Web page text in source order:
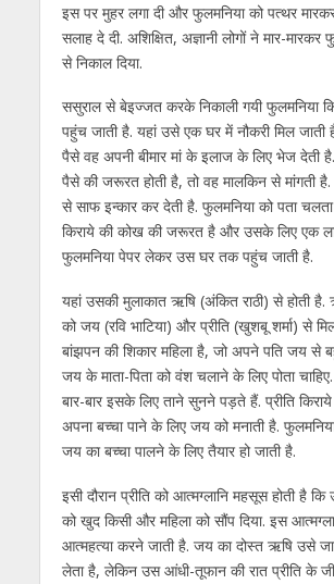
इस पर मुहर लगा दी और फुलमनिया को पत्थर
सलाह दे दी. अशिक्षित, अज्ञानी लोगों ने मार-मारकर
से निकाल दिया.
ससुराल से बेइज्जत करके निकाली गयी फुलमनिया
पहुंच जाती है. यहां उसे एक घर में नौकरी मिल
पैसे वह अपनी बीमार मां के इलाज के लिए भेज देती
पैसे की जरूरत होती है, तो वह मालकिन से मांगती
से साफ इन्कार कर देती है. फुलमनिया को पता
किराये की कोख की जरूरत है और उसके लिए एक
फुलमनिया पेपर लेकर उस घर तक पहुंच जाती है.
यहां उसकी मुलाकात ऋषि (अंकित राठी) से होती है.
को जय (रवि भाटिया) और प्रीति (खुशबू शर्मा) से
बांझपन की शिकार महिला है, जो अपने पति जय से
जय के माता-पिता को वंश चलाने के लिए पोता
बार-बार इसके लिए ताने सुनने पड़ते हैं. प्रीति
अपना बच्चा पाने के लिए जय को मनाती है.
जय का बच्चा पालने के लिए तैयार हो जाती है.
इसी दौरान प्रीति को आत्मग्लानि महसूस होती है
को खुद किसी और महिला को सौंप दिया. इस
आत्महत्या करने जाती है. जय का दोस्त ऋषि उसे
लेता है, लेकिन उस आंधी-तूफान की रात प्रीति के